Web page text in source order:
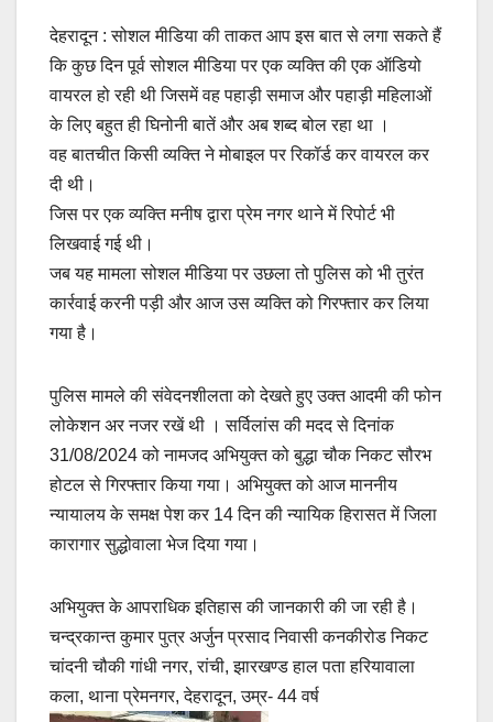
देहरादून : सोशल मीडिया की ताकत आप इस बात से लगा सकते हैं
कि कुछ दिन पूर्व सोशल मीडिया पर एक व्यक्ति की एक ऑडियो
वायरल हो रही थी जिसमें वह पहाड़ी समाज और पहाड़ी महिलाओं
के लिए बहुत ही घिनोनी बातें और अब शब्द बोल रहा था ।
वह बातचीत किसी व्यक्ति ने मोबाइल पर रिकॉर्ड कर वायरल कर
दी थी।
जिस पर एक व्यक्ति मनीष द्वारा प्रेम नगर थाने में रिपोर्ट भी
लिखवाई गई थी।
जब यह मामला सोशल मीडिया पर उछला तो पुलिस को भी तुरंत
कार्रवाई करनी पड़ी और आज उस व्यक्ति को गिरफ्तार कर लिया
गया है।
पुलिस मामले की संवेदनशीलता को देखते हुए उक्त आदमी की फोन
लोकेशन अर नजर रखें थी । सर्विलांस की मदद से दिनांक
31/08/2024 को नामजद अभियुक्त को बुद्धा चौक निकट सौरभ
होटल से गिरफ्तार किया गया। अभियुक्त को आज माननीय
न्यायालय के समक्ष पेश कर 14 दिन की न्यायिक हिरासत में जिला
कारागार सुद्धोवाला भेज दिया गया।
अभियुक्त के आपराधिक इतिहास की जानकारी की जा रही है।
चन्द्रकान्त कुमार पुत्र अर्जुन प्रसाद निवासी कनकीरोड निकट
चांदनी चौकी गांधी नगर, रांची, झारखण्ड हाल पता हरियावाला
कला, थाना प्रेमनगर, देहरादून, उम्र- 44 वर्ष